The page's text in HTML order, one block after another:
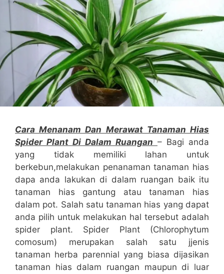
Cara Menanam Dan Merawat Tanaman Hias
Spider Plant Di Dalam Ruangan – Bagi anda
yang tidak memiliki lahan untuk
berkebun,melakukan penanaman tanaman hias
dapa anda lakukan di dalam ruangan baik itu
tanaman hias gantung atau tanaman hias
dalam pot. Salah satu tanaman hias yang dapat
anda pilih untuk melakukan hal tersebut adalah
spider plant. Spider Plant (Chlorophytum
comosum) merupakan salah satu jjenis
tanaman herba parennial yang biasa dijasikan
tanaman hias dalam ruangan maupun di luar